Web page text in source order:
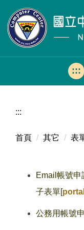
到
主
內
:::
:::
首頁 其它 表
Email帳號申
子表單[
公務用帳號